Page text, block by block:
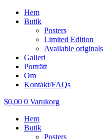
Hem
Butik
Posters
Limited Edition
Available originals
Galleri
Porträtt
Om
Kontakt/FAQs
$0,00 0 Varukorg
Hem
Butik
Posters